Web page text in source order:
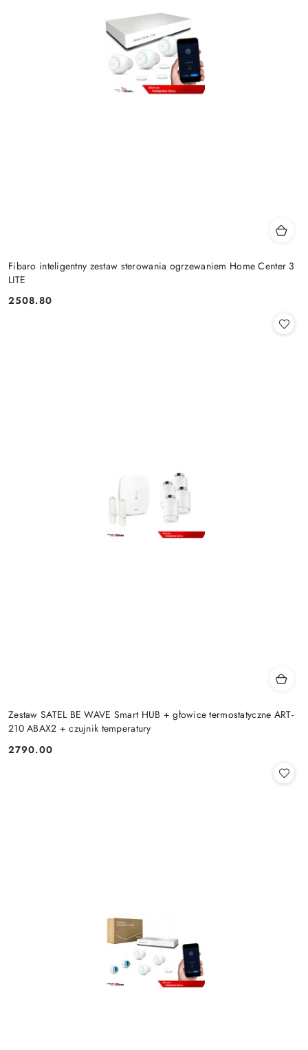
Fibaro inteligentny zestaw sterowania ogrzewaniem Home Center 3
LITE
Cena:
2508.80
Zestaw SATEL BE WAVE Smart HUB + głowice termostatyczne ART-
210 ABAX2 + czujnik temperatury
Cena:
2790.00